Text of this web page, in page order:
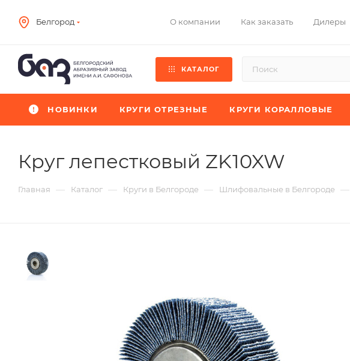
Белгород О компании Как заказать Дилеры
КАТАЛОГ
НОВИНКИ КРУГИ ОТРЕЗНЫЕ КРУГИ КОРАЛЛОВЫЕ
Круг лепестковый ZK10XW
Главная — Каталог — Круги в Белгороде — Шлифовальные в Белгороде —